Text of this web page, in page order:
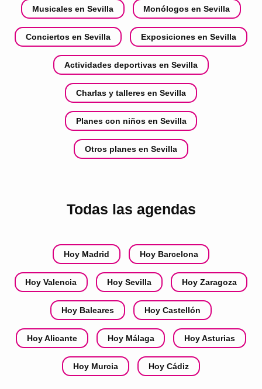
Musicales en Sevilla Monólogos en Sevilla
Conciertos en Sevilla Exposiciones en Sevilla
Actividades deportivas en Sevilla
Charlas y talleres en Sevilla
Planes con niños en Sevilla
Otros planes en Sevilla
Todas las agendas
Hoy Madrid Hoy Barcelona
Hoy Valencia Hoy Sevilla Hoy Zaragoza
Hoy Baleares Hoy Castellón
Hoy Alicante Hoy Málaga Hoy Asturias
Hoy Murcia Hoy Cádiz